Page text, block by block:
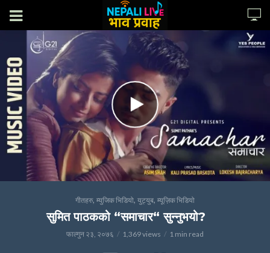
गीतहरु, म्युजिक भिडियो, युट्युब, म्यूज़िक भिडियो
सुमित पाठकको “समाचार“ सुन्नुभयो?
फाल्गुन २३, २०७६ 1,369 views 1 min read